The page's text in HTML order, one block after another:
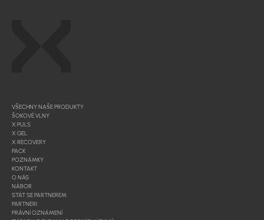
VŠECHNY NAŠE PRODUKTY
ŠOKOVÉ VLNY
X PULS
X GEL
X RECOVERY
PACK
POZNÁMKY
KONTAKT
O NÁS
NÁBOR
STÁT SE PARTNEREM
PARTNERI
PRÁVNÍ OZNÁMENÍ